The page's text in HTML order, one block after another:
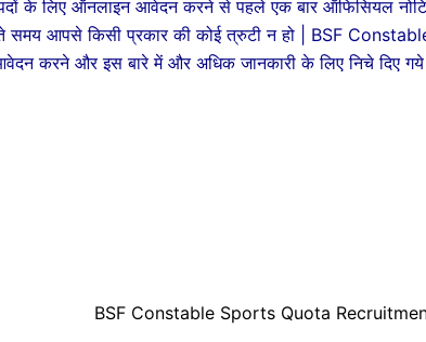
के लिए ऑनलाइन आवेदन करने से पहले एक बार ऑफिसियल
समय आपसे किसी प्रकार की कोई त्रुटी न हो | BSF
करने और इस बारे में और अधिक जानकारी के लिए निचे दिए
BSF Constable Sports Quota